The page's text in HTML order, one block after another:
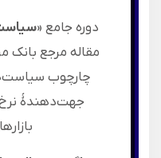
دوره جامع «
مقاله مرجع بانک
چارچوب
جهت‌دهندۀ نرخ